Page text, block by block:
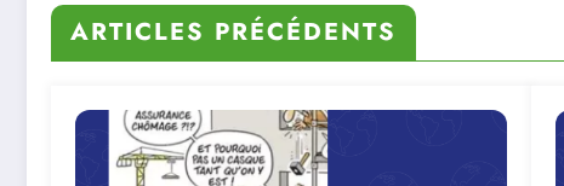
ARTICLES PRÉCÉDENTS